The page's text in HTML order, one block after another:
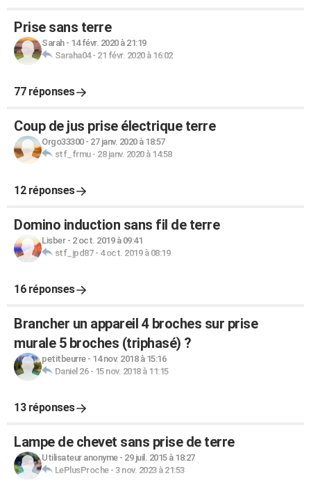
Prise sans terre
Sarah- 14 févr. 2020 à 21:19
Saraha04- 21 févr. 2020 à 16:02
77 réponses
Coup de jus prise électrique terre
Orgo33300- 27 janv. 2020 à 18:57
stf_frmu- 28 janv. 2020 à 14:58
12 réponses
Domino induction sans fil de terre
Lisber- 2 oct. 2019 à 09:41
stf_jpd87- 4 oct. 2019 à 08:19
16 réponses
Brancher un appareil 4 broches sur prise
murale 5 broches (triphasé) ?
petitbeurre- 14 nov. 2018 à 15:16
Daniel 26- 15 nov. 2018 à 11:15
13 réponses
Lampe de chevet sans prise de terre
Utilisateur anonyme- 29 juil. 2015 à 18:27
LePlusProche- 3 nov. 2023 à 21:53